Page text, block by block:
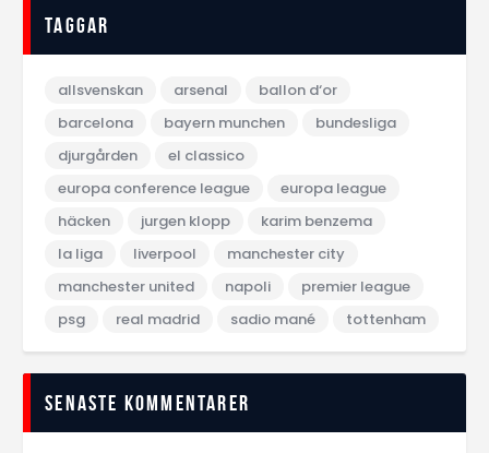
Taggar
allsvenskan arsenal
ballon d‘or
barcelona
bayern munchen
bundesliga
djurgården
el classico
europa conference league
europa league
häcken
jurgen klopp
karim benzema
la liga
liverpool
manchester city
manchester united
napoli
premier league
psg
real madrid sadio mané tottenham
Senaste kommentarer